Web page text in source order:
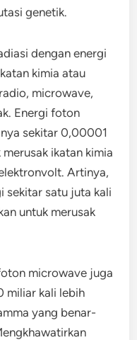
genetik.
dengan energi
kimia atau
microwave,
Energi foton
sekitar 0,00001
ikatan kimia
Artinya,
sekitar satu juta kali
untuk merusak
microwave juga
miliar kali lebih
yang benar-